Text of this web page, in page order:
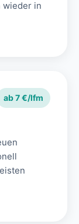
wieder in
ab 7 €/lfm